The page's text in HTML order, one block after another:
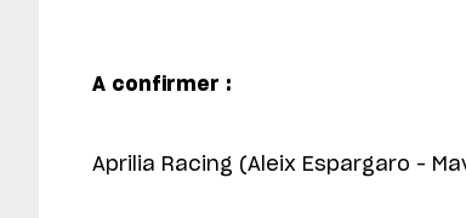
A confirmer :
Aprilia Racing (Aleix Espargaro –